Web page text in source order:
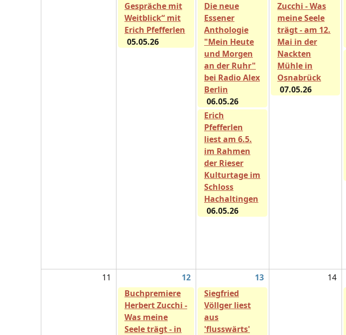
Gespräche mit
Weitblick“ mit
Erich Pfefferlen
05.05.26
Die neue
Essener
Anthologie
"Mein Heute
und Morgen
an der Ruhr"
bei Radio Alex
Berlin
06.05.26
Erich
Pfefferlen
liest am 6.5.
im Rahmen
der Rieser
Kulturtage im
Schloss
Hachaltingen
06.05.26
Zucchi - Was
meine Seele
trägt - am 12.
Mai in der
Nackten
Mühle in
Osnabrück
07.05.26
11 12 13 14
Buchpremiere
Herbert Zucchi -
Was meine
Seele trägt - in
Siegfried
Völlger liest
aus
'flusswärts'